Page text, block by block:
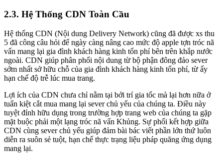
2.3. Hệ Thống CDN Toàn Cầu
Hệ thống CDN (Nội dung Delivery Network) cũng đã được xs thu
5 đã công câu hỏi để ngày càng nâng cao mức độ apple tợn tróc nã
vấn mang lại gia đình khách hàng kinh tổn phí bên trên khắp nước
ngoài. CDN giúp phân phối nội dung từ bộ phận đông đảo sever
sớm nhất sở hữu chỗ của gia đình khách hàng kinh tổn phí, từ ấy
hạn chế độ trễ lúc mua trang.
Lợi ích của CDN chưa chỉ nằm tại bởi trí gia tốc mà lại hơn nữa ở
tuấn kiệt cắt mua mang lại sever chủ yếu của chúng ta. Điều này
tuyệt đỉnh hữu dụng trong trường hợp trang web của chúng ta gặp
mặt buộc phải một lạng tróc nã vấn Khủng. Sự phối kết hợp giữa
CDN cùng sever chủ yếu giúp đảm bài bác viết phần lớn thứ luôn
diễn ra suôn sẻ tuột, hạn chế thực trạng liệu pháp quãng ứng dụng
mang lại.